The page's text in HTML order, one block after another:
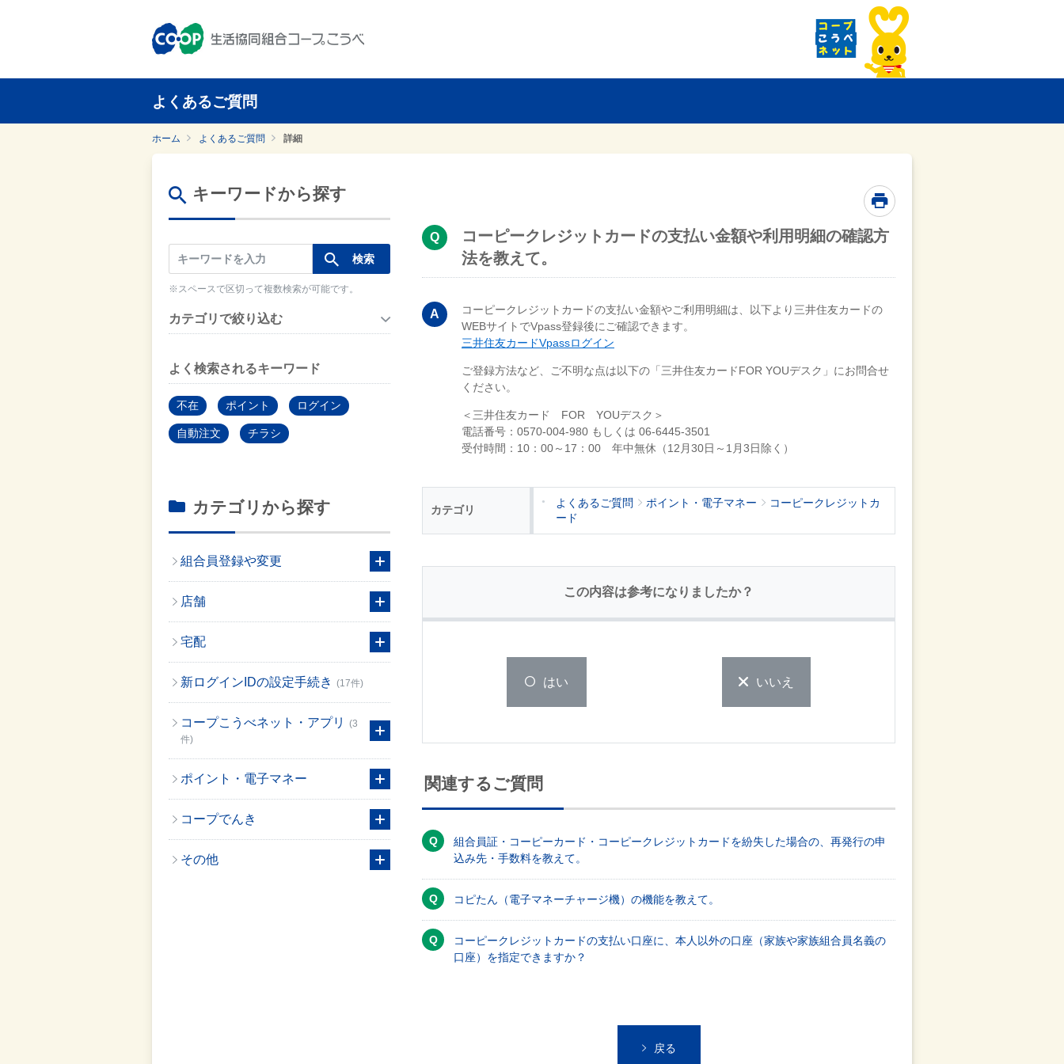
よくあるご質問
ホーム よくあるご質問 詳細
キーワードから探す
※スペースで区切って複数検索が可能です。
カテゴリで絞り込む
よく検索されるキーワード
不在 ポイント ログイン
自動注文 チラシ
カテゴリから探す
組合員登録や変更
店舗
宅配
新ログインIDの設定手続き (17件)
コープこうべネット・アプリ
(3
件)
ポイント・電子マネー
コープでんき
その他
コーピークレジットカードの支払い金額や利用明細の確認方
法を教えて。
コーピークレジットカードの支払い金額やご利用明細は、以下より三井住友カードの
WEBサイトでVpass登録後にご確認できます。
三井住友カードVpassログイン
ご登録方法など、ご不明な点は以下の「三井住友カードFOR YOUデスク」にお問合せ
ください。
＜三井住友カード FOR YOUデスク＞
電話番号：0570-004-980 もしくは 06-6445-3501
受付時間：10：00～17：00 年中無休（12月30日～1月3日除く）
カテゴリ
よくあるご質問 ポイント・電子マネー
コーピークレジットカ
ード
この内容は参考になりましたか？
はい いいえ
関連するご質問
組合員証・コーピーカード・コーピークレジットカードを紛失した場合の、再発行の申
込み先・手数料を教えて。
コピたん（電子マネーチャージ機）の機能を教えて。
コーピークレジットカードの支払い口座に、本人以外の口座（家族や家族組合員名義の
口座）を指定できますか？
戻る